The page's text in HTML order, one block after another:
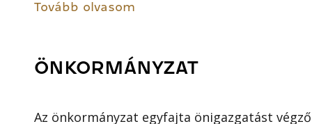
Tovább olvasom
ÖNKORMÁNYZAT
Az önkormányzat egyfajta önigazgatást végző